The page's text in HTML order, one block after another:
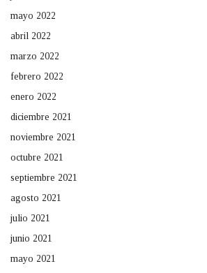
mayo 2022
abril 2022
marzo 2022
febrero 2022
enero 2022
diciembre 2021
noviembre 2021
octubre 2021
septiembre 2021
agosto 2021
julio 2021
junio 2021
mayo 2021